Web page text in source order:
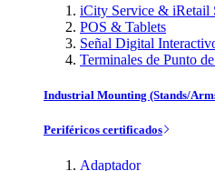
iCity Service & iRetail
POS & Tablets
Señal Digital
Terminales de Punto
Industrial Mounting (Stands/
Periféricos certificados
Adaptador